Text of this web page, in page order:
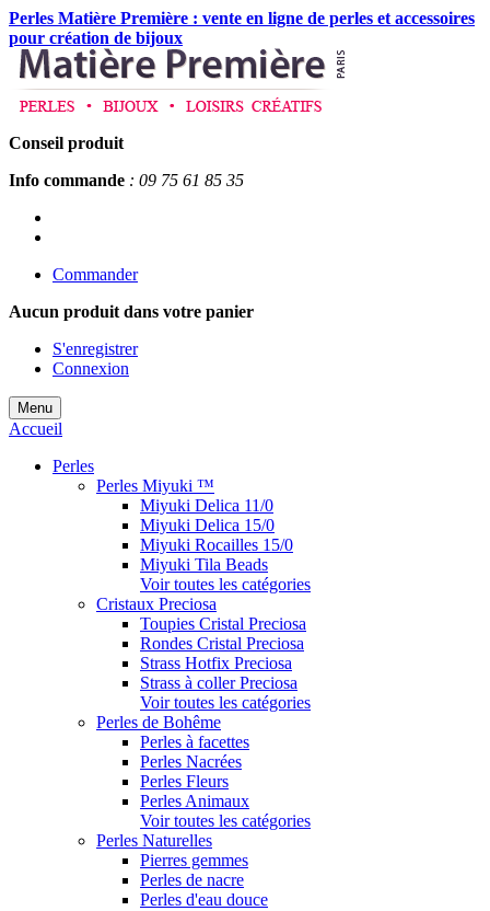
Perles Matière Première : vente en ligne de perles et accessoires
pour création de bijoux
Conseil produit
Info commande : 09 75 61 85 35
Commander
Aucun produit dans votre panier
S'enregistrer
Connexion
Menu
Accueil
Perles
Perles Miyuki ™
Miyuki Delica 11/0
Miyuki Delica 15/0
Miyuki Rocailles 15/0
Miyuki Tila Beads
Voir toutes les catégories
Cristaux Preciosa
Toupies Cristal Preciosa
Rondes Cristal Preciosa
Strass Hotfix Preciosa
Strass à coller Preciosa
Voir toutes les catégories
Perles de Bohême
Perles à facettes
Perles Nacrées
Perles Fleurs
Perles Animaux
Voir toutes les catégories
Perles Naturelles
Pierres gemmes
Perles de nacre
Perles d'eau douce